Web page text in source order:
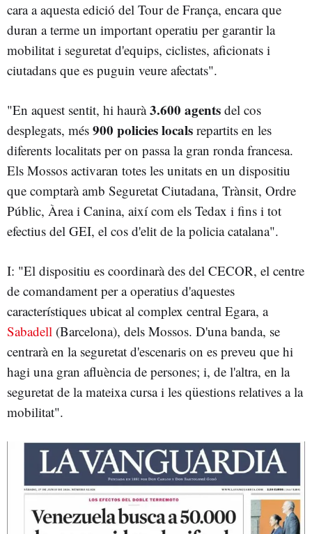
cara a aquesta edició del Tour de França, encara que
duran a terme un important operatiu per garantir la
mobilitat i seguretat d'equips, ciclistes, aficionats i
ciutadans que es puguin veure afectats".
"En aquest sentit, hi haurà3.600 agents del cos
desplegats, més 900 policies locals repartits en les
diferents localitats per on passa la gran ronda francesa.
Els Mossos activaran totes les unitats en un dispositiu
que comptarà amb Seguretat Ciutadana, Trànsit, Ordre
Públic, Àrea i Canina, així com els Tedax i fins i tot
efectius del GEI, el cos d'elit de la policia catalana".
I: "El dispositiu es coordinarà des del CECOR, el centre
de comandament per a operatius d'aquestes
característiques ubicat al complex central Egara, a
Sabadell (Barcelona), dels Mossos. D'una banda, se
centrarà en la seguretat d'escenaris on es preveu que hi
hagi una gran afluència de persones; i, de l'altra, en la
seguretat de la mateixa cursa i les qüestions relatives a la
mobilitat".